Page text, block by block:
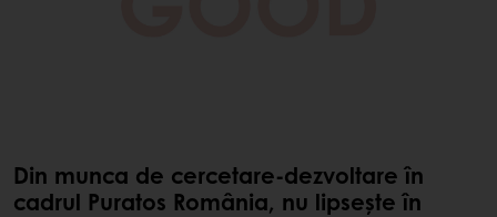
Din munca de cercetare-dezvoltare în
cadrul Puratos România, nu lipsește în